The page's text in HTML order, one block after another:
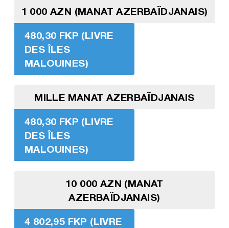
1 000 AZN (MANAT AZERBAÏDJANAIS)
480,30 FKP (LIVRE
DES ÎLES
MALOUINES)
MILLE MANAT AZERBAÏDJANAIS
480,30 FKP (LIVRE
DES ÎLES
MALOUINES)
10 000 AZN (MANAT
AZERBAÏDJANAIS)
4 802,95 FKP (LIVRE